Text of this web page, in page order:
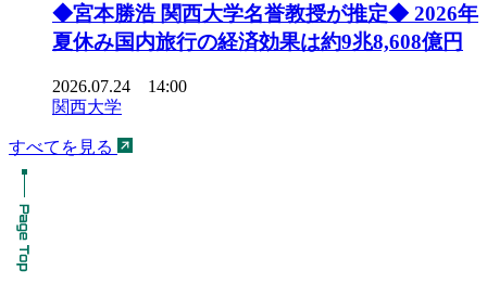
◆宮本勝浩 関西大学名誉教授が推定◆ 2026年
夏休み国内旅行の経済効果は約9兆8,608億円
2026.07.24 14:00
関西大学
すべてを見る